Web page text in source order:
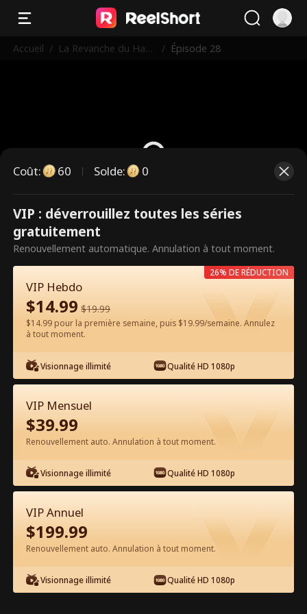
Accueil / La Revanche du Hack
/ Épisode 28
Ce sont des épisodes payants.
Débloquez pour regarder.
Regarder gratuitement sur l'App
Épisode 28 - La Revanche du Hacker
Film complet
1-34 Tous les épisodes
Coût: 60 Solde: 0
VIP : déverrouillez toutes les séries
gratuitement
Renouvellement automatique. Annulation à tout moment.
VIP Hebdo
$14.99 $19.99
$14.99 pour la première semaine, puis $19.99/semaine. Annulez
à tout moment.
Visionnage illimité Qualité HD 1080p
26% DE RÉDUCTION
VIP Mensuel
$39.99
Renouvellement auto. Annulation à tout moment.
Visionnage illimité Qualité HD 1080p
VIP Annuel
$199.99
Renouvellement auto. Annulation à tout moment.
Visionnage illimité Qualité HD 1080p